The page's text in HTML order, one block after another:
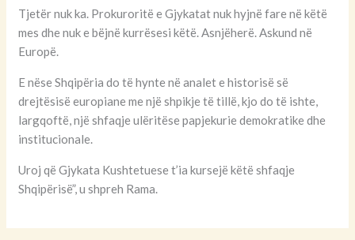
Tjetër nuk ka. Prokuroritë e Gjykatat nuk hyjnë fare në këtë
mes dhe nuk e bëjnë kurrësesi këtë. Asnjëherë. Askund në
Europë.
E nëse Shqipëria do të hynte në analet e historisë së
drejtësisë europiane me një shpikje të tillë, kjo do të ishte,
largqoftë, një shfaqje ulëritëse papjekurie demokratike dhe
institucionale.
Uroj që Gjykata Kushtetuese t’ia kursejë këtë shfaqje
Shqipërisë”, u shpreh Rama.